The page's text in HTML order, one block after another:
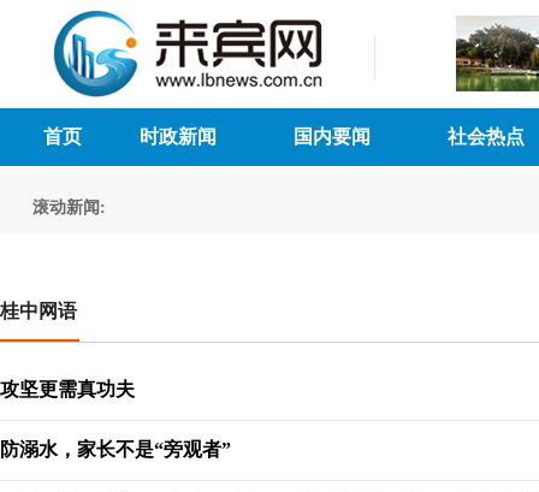
首页 时政新闻 国内要闻 社会热点
滚动新闻:
桂中网语
攻坚更需真功夫
防溺水，家长不是“旁观者”